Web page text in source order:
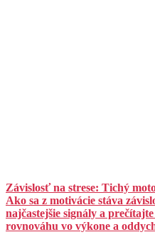
Závislosť na strese: Tichý
Ako sa z motivácie stáva
najčastejšie signály a
rovnováhu vo výkone a